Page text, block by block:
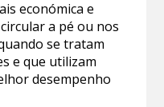
económica e
a pé ou nos
se tratam
e que utilizam
desempenho